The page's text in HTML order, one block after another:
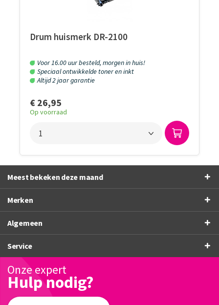
Drum huismerk DR-2100
Voor 16.00 uur besteld, morgen in huis!
Speciaal ontwikkelde toner en inkt
Altijd 2 jaar garantie
€ 26,95
Op voorraad
Meest bekeken deze maand
Merken
Algemeen
Service
Onze expert
Hulp nodig?